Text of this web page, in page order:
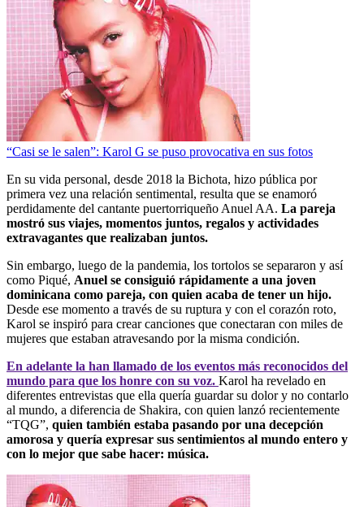
“Casi se le salen”: Karol G se puso provocativa en sus fotos
En su vida personal, desde 2018 la Bichota, hizo pública por
primera vez una relación sentimental, resulta que se enamoró
perdidamente del cantante puertorriqueño Anuel AA. La pareja
mostró sus viajes, momentos juntos, regalos y actividades
extravagantes que realizaban juntos.
Sin embargo, luego de la pandemia, los tortolos se separaron y así
como Piqué, Anuel se consiguió rápidamente a una joven
dominicana como pareja, con quien acaba de tener un hijo.
Desde ese momento a través de su ruptura y con el corazón roto,
Karol se inspiró para crear canciones que conectaran con miles de
mujeres que estaban atravesando por la misma condición.
En adelante la han llamado de los eventos más reconocidos del
mundo para que los honre con su voz. Karol ha revelado en
diferentes entrevistas que ella quería guardar su dolor y no contarlo
al mundo, a diferencia de Shakira, con quien lanzó recientemente
“TQG”, quien también estaba pasando por una decepción
amorosa y quería expresar sus sentimientos al mundo entero y
con lo mejor que sabe hacer: música.